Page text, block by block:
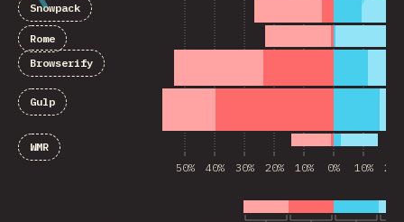
50% 40% 30% 20% 10% 0% 10% 20%
Snowpack
Rome
Browserify
Gulp
WMR